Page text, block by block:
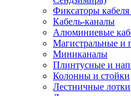
Фиксаторы кабеля
Кабель-каналы
Алюминиевые
Магистральные и
Миниканалы
Плинтусные и
Колонны и стойки
Лестничные лотки